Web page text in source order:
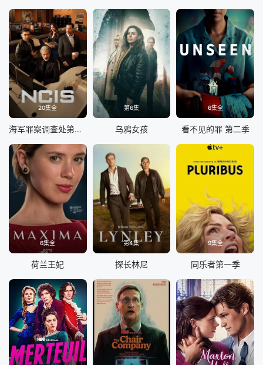
20集全
海军罪案调查处第二十三季
第6集
乌鸦女孩
6集全
看不见的罪 第二季
6集全
荷兰王妃
第4集
探长林尼
9集全
同乐者第一季